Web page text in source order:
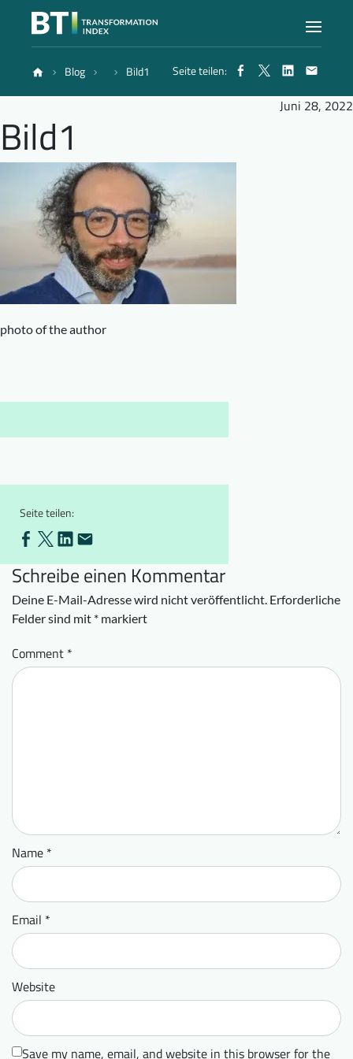
Atlas
Berichte
Methode
Blog
FAQ Newsletter
EN DE
Blog Bild1 Seite teilen:
Juni 28, 2022
Bild1
photo of the author
Seite teilen:
Schreibe einen Kommentar
Deine E-Mail-Adresse wird nicht veröffentlicht. Erforderliche
Felder sind mit * markiert
Comment *
Name *
Email *
Website
Save my name, email, and website in this browser for the